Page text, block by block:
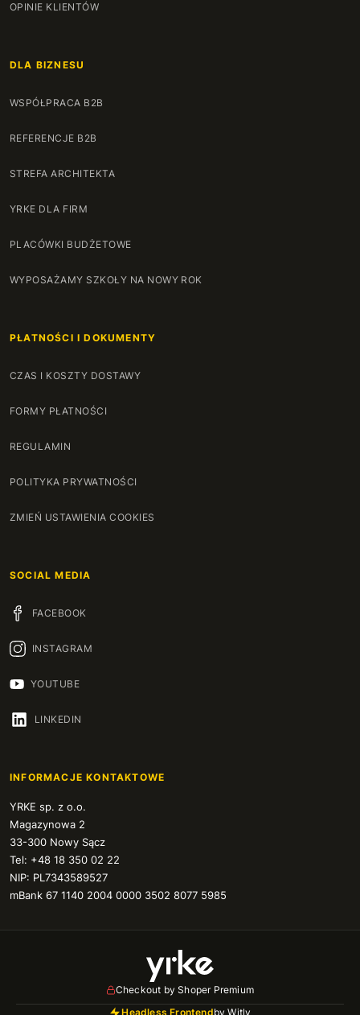
OPINIE KLIENTÓW
DLA BIZNESU
WSPÓŁPRACA B2B
REFERENCJE B2B
STREFA ARCHITEKTA
YRKE DLA FIRM
PLACÓWKI BUDŻETOWE
WYPOSAŻAMY SZKOŁY NA NOWY ROK
PŁATNOŚCI I DOKUMENTY
CZAS I KOSZTY DOSTAWY
FORMY PŁATNOŚCI
REGULAMIN
POLITYKA PRYWATNOŚCI
ZMIEŃ USTAWIENIA COOKIES
SOCIAL MEDIA
FACEBOOK
INSTAGRAM
YOUTUBE
LINKEDIN
INFORMACJE KONTAKTOWE
YRKE sp. z o.o.
Magazynowa 2
33-300 Nowy Sącz
Tel: +48 18 350 02 22
NIP: PL7343589527
mBank 67 1140 2004 0000 3502 8077 5985
Checkout by Shoper Premium
Headless Frontendby Witly